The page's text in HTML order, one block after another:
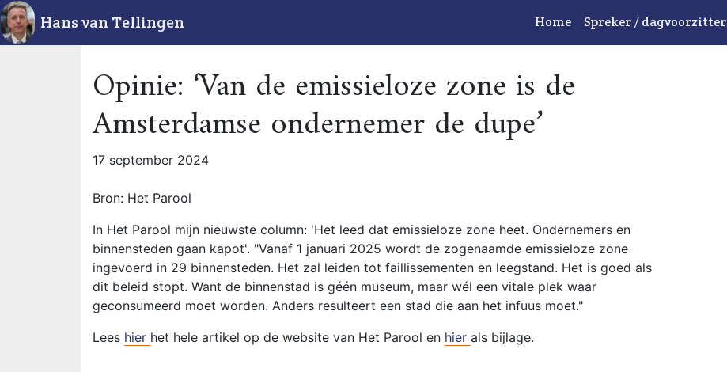
Hans van Tellingen Home Spreker / dagvoorzitter
Opinie: ‘Van de emissieloze zone is de
Amsterdamse ondernemer de dupe’
17 september 2024
Bron: Het Parool
In Het Parool mijn nieuwste column: 'Het leed dat emissieloze zone heet. Ondernemers en
binnensteden gaan kapot'. "Vanaf 1 januari 2025 wordt de zogenaamde emissieloze zone
ingevoerd in 29 binnensteden. Het zal leiden tot faillissementen en leegstand. Het is goed als
dit beleid stopt. Want de binnenstad is géén museum, maar wél een vitale plek waar
geconsumeerd moet worden. Anders resulteert een stad die aan het infuus moet."
Lees hier het hele artikel op de website van Het Parool en hier als bijlage.